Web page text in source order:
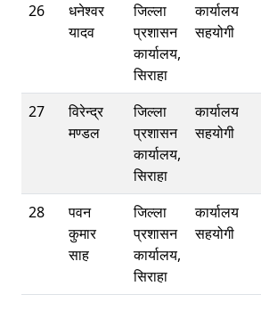
26
धनेश्‍वर
यादव
जिल्ला
प्रशासन
कार्यालय,
सिराहा
कार्यालय
सहयोगी
27
विरेन्द्र
मण्डल
जिल्ला
प्रशासन
कार्यालय,
सिराहा
कार्यालय
सहयोगी
28
पवन
कुमार
साह
जिल्ला
प्रशासन
कार्यालय,
सिराहा
कार्यालय
सहयोगी